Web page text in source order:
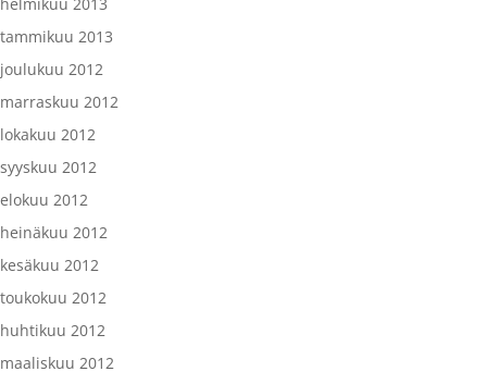
tammikuu 2013
joulukuu 2012
marraskuu 2012
lokakuu 2012
syyskuu 2012
elokuu 2012
heinäkuu 2012
kesäkuu 2012
toukokuu 2012
huhtikuu 2012
maaliskuu 2012